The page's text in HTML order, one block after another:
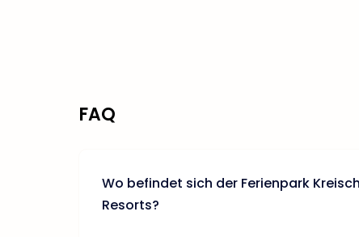
FAQ
Wo befindet sich der Ferienpark
Resorts?